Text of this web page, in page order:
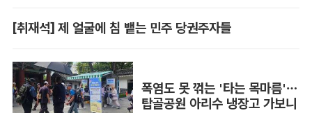
[취재석] 제 얼굴에 침 뱉는 민주 당권주자들
폭염도 못 꺾는 '타는 목마름'…
탑골공원 아리수 냉장고 가보니